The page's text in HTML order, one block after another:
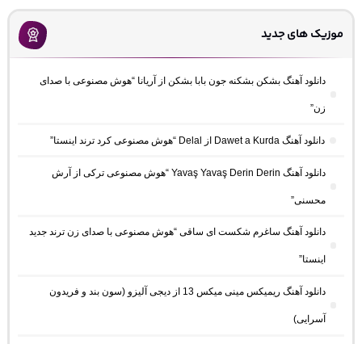
موزیک های جدید
دانلود آهنگ بشکن بشکنه جون بابا بشکن از آریانا “هوش مصنوعی با صدای
زن”
دانلود آهنگ Dawet a Kurda از Delal “هوش مصنوعی کرد ترند اینستا”
دانلود آهنگ Yavaş Yavaş Derin Derin “هوش مصنوعی ترکی از آرش
محسنی”
دانلود آهنگ ساغرم شکست ای ساقی “هوش مصنوعی با صدای زن ترند جدید
اینستا”
دانلود آهنگ ریمیکس مینی میکس 13 از دیجی آلیزو (سون بند و فریدون
آسرایی)